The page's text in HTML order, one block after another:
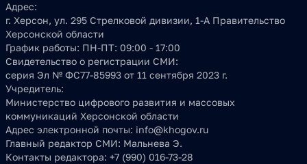
Адрес:
г. Херсон, ул. 295 Стрелковой дивизии, 1-А Правительство
Херсонской области
График работы: ПН-ПТ: 09:00 - 17:00
Свидетельство о регистрации СМИ:
серия Эл № ФС77-85993 от 11 сентября 2023 г.
Учредитель:
Министерство цифрового развития и массовых
коммуникаций Херсонской области
Адрес электронной почты: info@khogov.ru
Главный редактор СМИ: Мальнева Э.
Контакты редактора: +7 (990) 016-73-28